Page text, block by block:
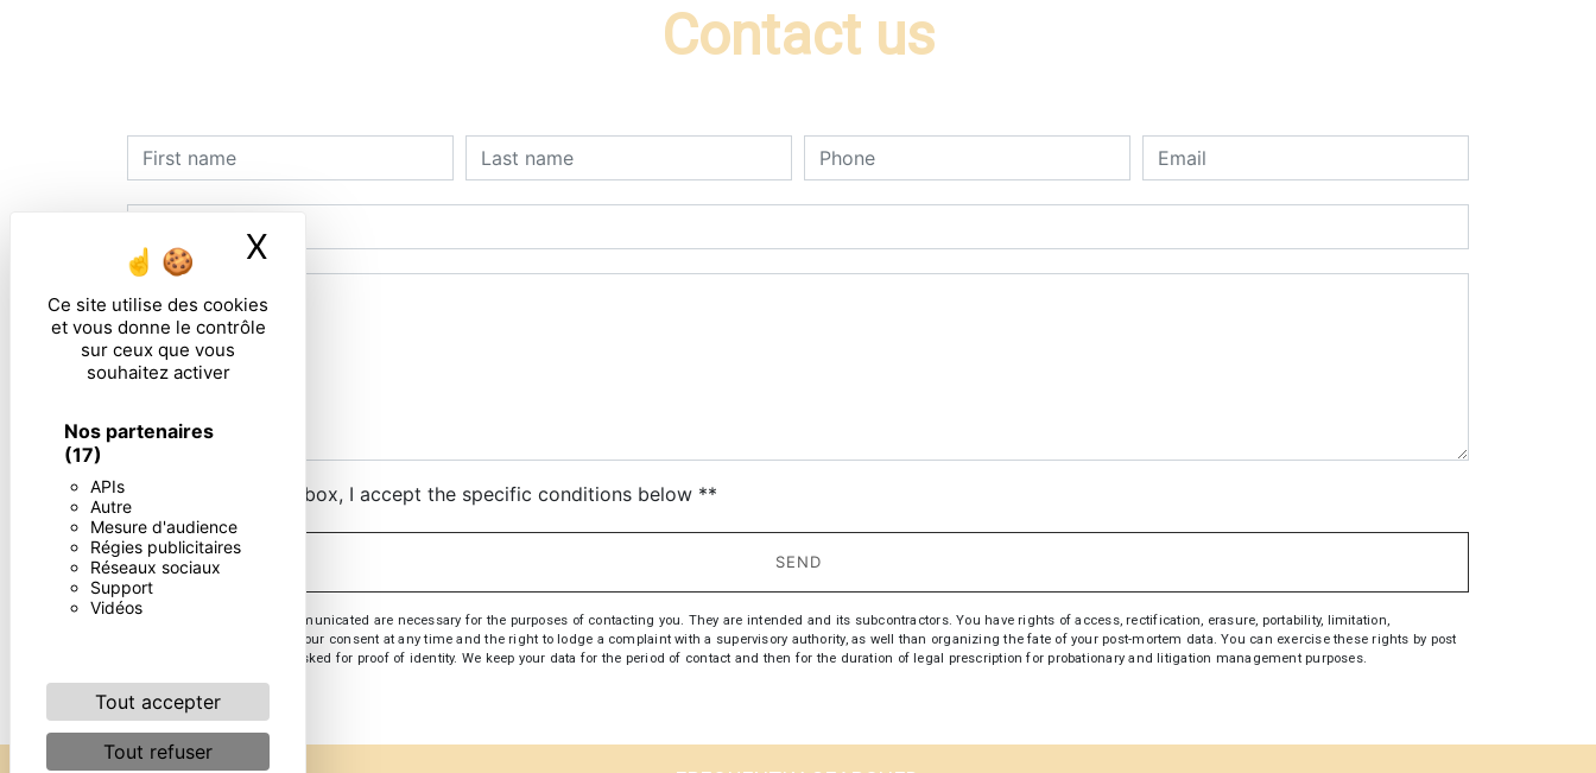
Ce site utilise des cookies
et vous donne le contrôle
sur ceux que vous
souhaitez activer
Nos partenaires
(17)
APIs
Autre
Mesure d'audience
Régies publicitaires
Réseaux sociaux
Support
Vidéos
Tout accepter
Tout refuser
X Masquer le bandeau des cookies
Contact us
By checking this box, I accept the specific conditions below **
SEND
** The personal data communicated are necessary for the purposes of contacting you. They are intended and its subcontractors. You have rights of access, rectification, erasure, portability, limitation,
opposition, withdrawal of your consent at any time and the right to lodge a complaint with a supervisory authority, as well than organizing the fate of your post-mortem data. You can exercise these rights by post
or by email. You may be asked for proof of identity. We keep your data for the period of contact and then for the duration of legal prescription for probationary and litigation management purposes.